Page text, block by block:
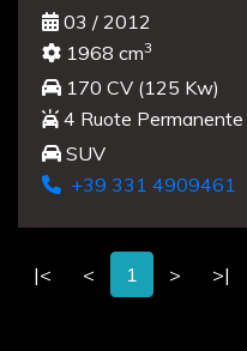
03 / 2012
1968 cm3
170 CV (125 Kw)
4 Ruote Permanente
SUV
+39 331 4909461
|< < 1 > >|